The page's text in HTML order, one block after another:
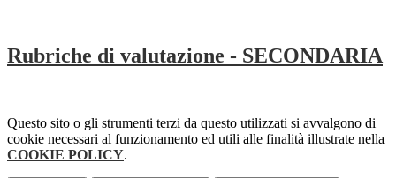
Rubriche di valutazione - SECONDARIA
Questo sito o gli strumenti terzi da questo utilizzati si avvalgono di
cookie necessari al funzionamento ed utili alle finalità illustrate nella
COOKIE POLICY.